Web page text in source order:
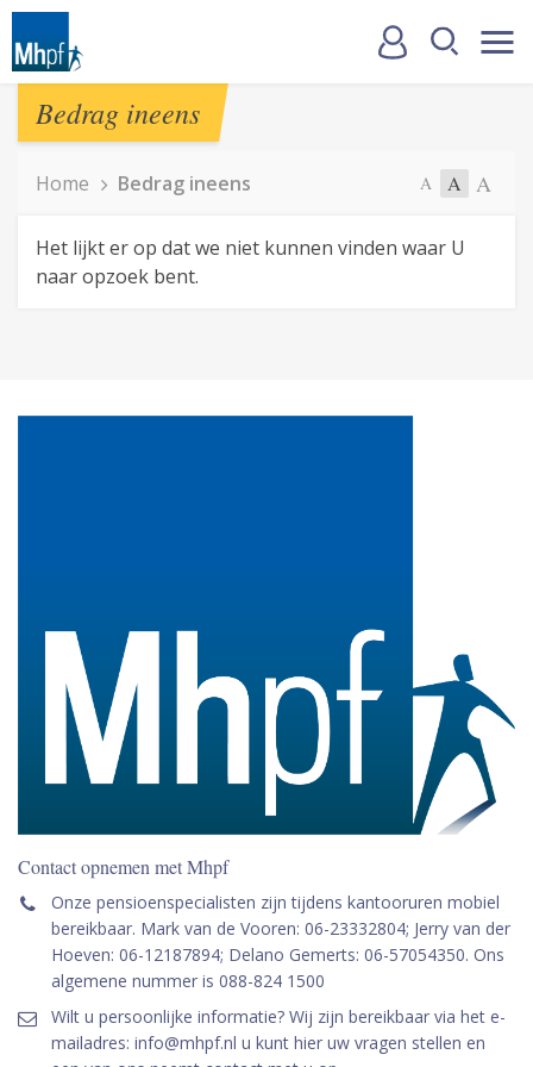
Bedrag ineens
Home Bedrag ineens A A A
Het lijkt er op dat we niet kunnen vinden waar U
naar opzoek bent.
Contact opnemen met Mhpf
Onze pensioenspecialisten zijn tijdens kantooruren mobiel
bereikbaar. Mark van de Vooren: 06-23332804; Jerry van der
Hoeven: 06-12187894; Delano Gemerts: 06-57054350. Ons
algemene nummer is 088-824 1500
Wilt u persoonlijke informatie? Wij zijn bereikbaar via het e-
mailadres: info@mhpf.nl u kunt hier uw vragen stellen en